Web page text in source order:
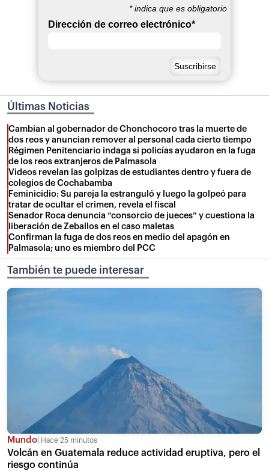
*indica que es obligatorio
Dirección de correo electrónico*
Últimas Noticias
Cambian al gobernador de Chonchocoro tras la muerte de
dos reos y anuncian remover al personal cada cierto tiempo
Régimen Penitenciario indaga si policías ayudaron en la fuga
de los reos extranjeros de Palmasola
Videos revelan las golpizas de estudiantes dentro y fuera de
colegios de Cochabamba
Feminicidio: Su pareja la estranguló y luego la golpeó para
tratar de ocultar el crimen, revela el fiscal
Senador Roca denuncia “consorcio de jueces” y cuestiona la
liberación de Zeballos en el caso maletas
Confirman la fuga de dos reos en medio del apagón en
Palmasola; uno es miembro del PCC
También te puede interesar
Mundo Hace 25 minutos
Volcán en Guatemala reduce actividad eruptiva, pero el
riesgo continúa